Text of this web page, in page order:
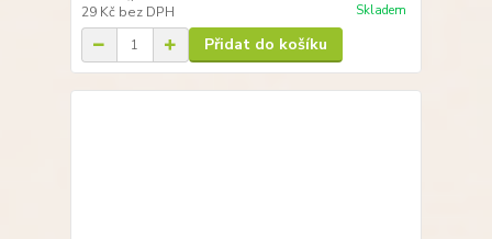
29 Kč bez DPH Skladem
Přidat do košíku